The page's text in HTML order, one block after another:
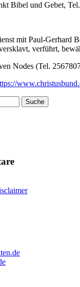
und Gebet, Tel.
mit Paul-Gerhard
verführt,
(Tel.